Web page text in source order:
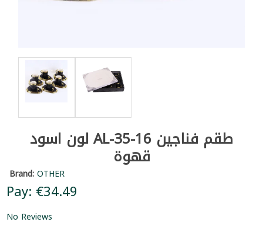
لون اسود AL-35-16 طقم فناجين
قهوة
Brand:OTHER
Pay: €34.49
No Reviews